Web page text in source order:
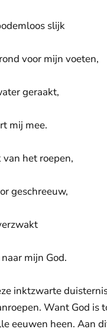
slijk
voor mijn voeten,
geraakt,
mij mee.
het roepen,
geschreeuw,
mijn God.
inktzwarte
Want God is
eeuwen heen. Aan